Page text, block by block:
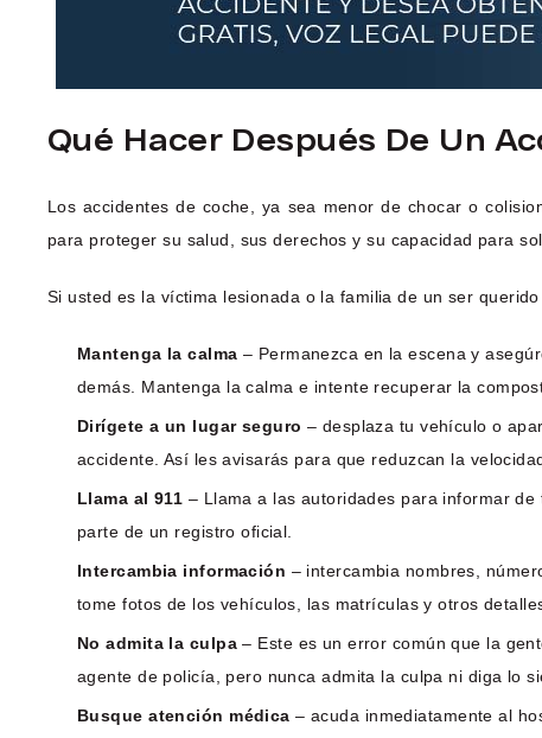
Qué Hacer Después De Un
Los accidentes de coche, ya sea menor de chocar o
para proteger su salud, sus derechos y su capacidad para
Si usted es la víctima lesionada o la familia de un ser
Mantenga la calma – Permanezca en la escena y
demás. Mantenga la calma e intente recuperar la
Dirígete a un lugar seguro – desplaza tu vehículo o
accidente. Así les avisarás para que reduzcan la
Llama al 911 – Llama a las autoridades para informar
parte de un registro oficial.
Intercambia información – intercambia nombres,
tome fotos de los vehículos, las matrículas y otros
No admita la culpa– Este es un error común que la
agente de policía, pero nunca admita la culpa ni diga lo
Busque atención médica– acuda inmediatamente al